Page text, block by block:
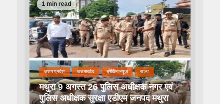
1 min read
उत्तर प्रदेश उत्तराखंड ब्रेकिंग न्यूज़ राज्य
मथुरा 9 अगस्त 26 पुलिस अधीक्षक नगर एवं
पुलिस अधीक्षक सुरक्षा एडीएम जनपद मथुरा